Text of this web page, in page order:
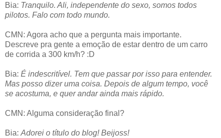
Bia: Tranquilo. Ali, independente do sexo, somos todos
pilotos. Falo com todo mundo.
CMN: Agora acho que a pergunta mais importante.
Descreve pra gente a emoção de estar dentro de um carro
de corrida a 300 km/h? :D
Bia: É indescritível. Tem que passar por isso para entender.
Mas posso dizer uma coisa. Depois de algum tempo, você
se acostuma, e quer andar ainda mais rápido.
CMN: Alguma consideração final?
Bia:Adorei o título do blog! Beijoss!